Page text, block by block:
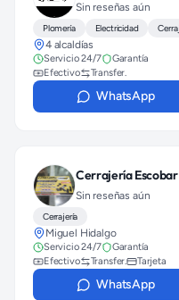
Sin reseñas aún
Plomería Electricidad
4 alcaldías
Servicio 24/7
Garantía
Efectivo
Transfer.
WhatsApp
Cerrajería
Sin reseñas aún
Cerrajería
Miguel Hidalgo
Servicio 24/7
Garantía
Efectivo
Transfer. Tarjeta
WhatsApp